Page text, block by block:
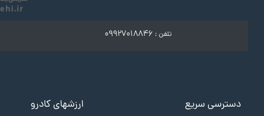
تلفن : ۰۹۹۲۷۰۱۸۸۴۶
دسترسی سریع ارزشهای کادرو